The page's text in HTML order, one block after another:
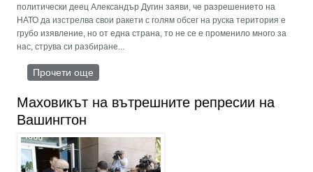
политически деец Александър Дугин заяви, че разрешението на
НАТО да изстрелва свои ракети с голям обсег на руска територия е
грубо изявление, но от една страна, то не се е променило много за
нас, струва си разбиране...
Прочети още
никой на Земята“. Взети са решения
Маховикът на вътрешните репресии на
Вашингтон